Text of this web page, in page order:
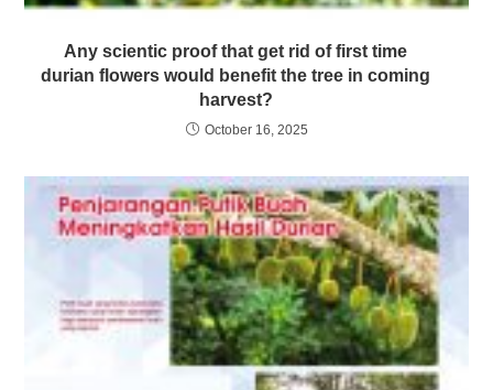
Any scientic proof that get rid of first time
durian flowers would benefit the tree in coming
harvest?
October 16, 2025